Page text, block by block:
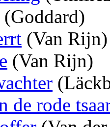
(Goddard)
(Van Rijn)
(Van Rijn)
de rode